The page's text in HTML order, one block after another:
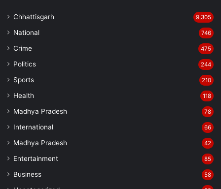
Chhattisgarh 9,305
National 746
Crime 475
Politics 244
Sports 210
Health 118
Madhya Pradesh 78
International 66
Madhya Pradesh 42
Entertainment 85
Business 58